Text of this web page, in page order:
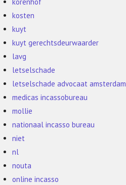
kosten
kuyt
kuyt gerechtsdeurwaarder
lavg
letselschade
letselschade advocaat amsterdam
medicas incassobureau
mollie
nationaal incasso bureau
niet
nl
nouta
online incasso